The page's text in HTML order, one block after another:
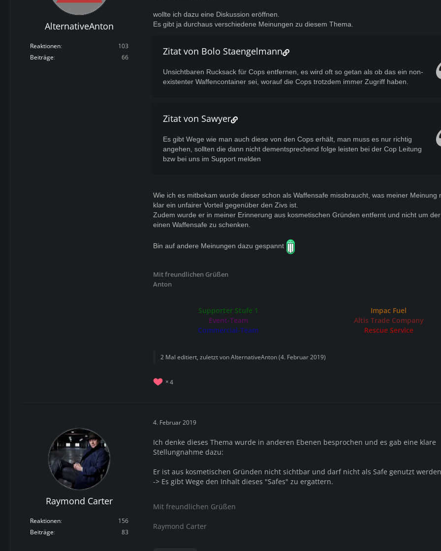
AlternativeAnton
Reaktionen
103
Beiträge
66
wollte ich dazu eine Diskussion eröffnen.
Es gibt ja durchaus verschiedene Meinungen zu diesem Thema.
Zitat von Bolo Staengelmann
Unsichtbaren Rucksack für Cops entfernen, es wird oft so getan als ob das ein non-
existenter Waffencontainer sei, worauf die Cops trotzdem immer Zugriff haben.
Zitat von Sawyer
Es gibt Wege wie man auch diese von den Cops erhält, man muss es nur richtig
angehen, sollten die dann nicht dementsprechend folge leisten bei der Cop Leitung
bzw bei uns im Support melden
Wie ich es mitbekam wurde dieser schon als Waffensafe missbraucht, was meiner Meinung
klar ein unfairer Vorteil gegenüber den Zivs ist.
Zudem wurde er in meiner Erinnerung aus kosmetischen Gründen entfernt und nicht um
einen Waffensafe zu schenken.
Bin auf andere Meinungen dazu gespannt
Mit freundlichen Grüßen
Anton
Supporter Stufe 1
Event-Team
Commercial-Team
Impac Fuel
Altis Trade Company
Rescue Service
2 Mal editiert, zuletzt vonAlternativeAnton(4. Februar 2019)
4
Raymond Carter
Reaktionen
156
Beiträge
83
4. Februar 2019
Ich denke dieses Thema wurde in anderen Ebenen besprochen und es gab eine klare
Stellungnahme dazu:
Er ist aus kosmetischen Gründen nicht sichtbar und darf nicht als Safe genutzt
-> Es gibt Wege den Inhalt dieses "Safes" zu ergattern.
Mit freundlichen Grüßen
Raymond Carter